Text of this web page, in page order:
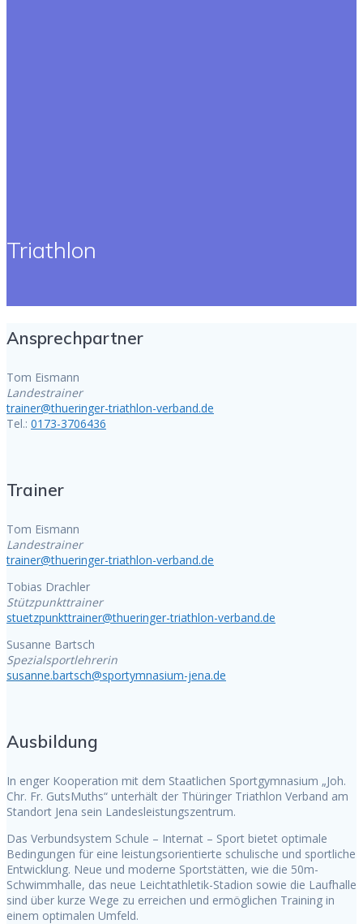
Triathlon
Ansprechpartner
Tom Eismann
Landestrainer
trainer@thueringer-triathlon-verband.de
Tel.: 0173-3706436
Trainer
Tom Eismann
Landestrainer
trainer@thueringer-triathlon-verband.de
Tobias Drachler
Stützpunkttrainer
stuetzpunkttrainer@thueringer-triathlon-verband.de
Susanne Bartsch
Spezialsportlehrerin
susanne.bartsch@sportymnasium-jena.de
Ausbildung
In enger Kooperation mit dem Staatlichen Sportgymnasium „Joh.
Chr. Fr. GutsMuths“ unterhält der Thüringer Triathlon Verband am
Standort Jena sein Landesleistungszentrum.
Das Verbundsystem Schule – Internat – Sport bietet optimale
Bedingungen für eine leistungsorientierte schulische und sportliche
Entwicklung. Neue und moderne Sportstätten, wie die 50m-
Schwimmhalle, das neue Leichtathletik-Stadion sowie die Laufhalle
sind über kurze Wege zu erreichen und ermöglichen Training in
einem optimalen Umfeld.